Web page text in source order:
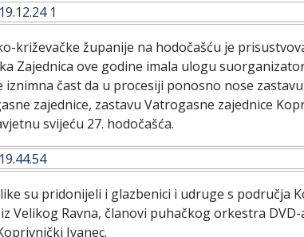
križevačke županije na hodočašću je
Zajednica ove godine imala ulogu
čast da u procesiji ponosno nose
zajednice, zastavu Vatrogasne zajednice
svijeću 27. hodočašća.
su pridonijeli i glazbenici i udruge s područja
Velikog Ravna, članovi puhačkog orkestra
Ivanec.